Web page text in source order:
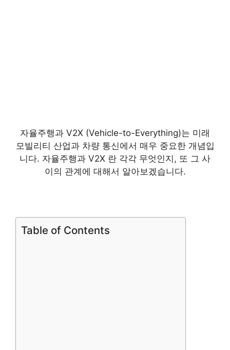
자율주행과 V2X (Vehicle-to-Everything)는 미래
모빌리티 산업과 차량 통신에서 매우 중요한 개념입
니다. 자율주행과 V2X 란 각각 무엇인지, 또 그 사
이의 관계에 대해서 알아보겠습니다.
Table of Contents